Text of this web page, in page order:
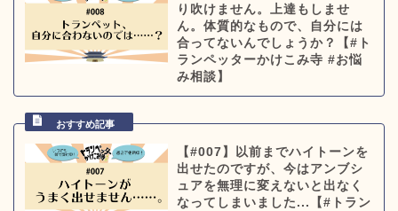
り吹けません。上達もしませ
ん。体質的なもので、自分には
合ってないんでしょうか？【#ト
ランペッターかけこみ寺 #お悩
み相談】
【#007】以前までハイトーンを
出せたのですが、今はアンブシ
ュアを無理に変えないと出なく
なってしまいました...【#トラン